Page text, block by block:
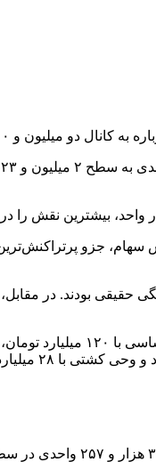
واحد، بیشترین نقش
با رشد سه درصدی، خودرو با افزایش ۲.۸۵ درصد و
شیمیایی ۵۴